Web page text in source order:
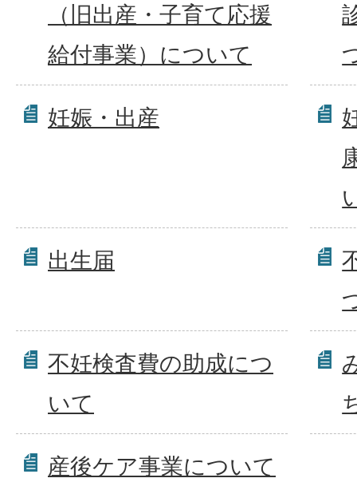
（旧出産・子育て応援
給付事業）について
妊娠・出産
出生届
不妊検査費の助成につ
いて
産後ケア事業について